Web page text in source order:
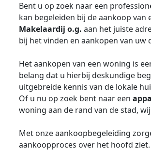
Bent u op zoek naar een
kan begeleiden bij de aankoop van
Makelaardij o.g. aan het juiste
bij het vinden en aankopen van uw
Het aankopen van een woning is
belang dat u hierbij deskundige
uitgebreide kennis van de lokale
Of u nu op zoek bent naar een
woning aan de rand van de stad,
Met onze aankoopbegeleiding
aankoopproces over het hoofd